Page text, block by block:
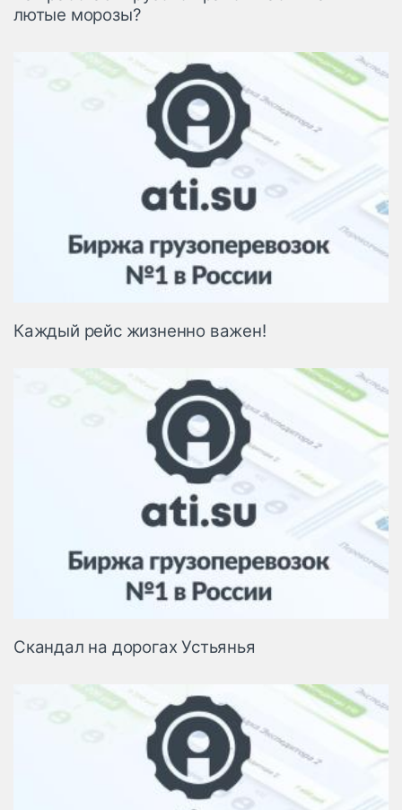
лютые морозы?
Каждый рейс жизненно важен!
Скандал на дорогах Устьянья